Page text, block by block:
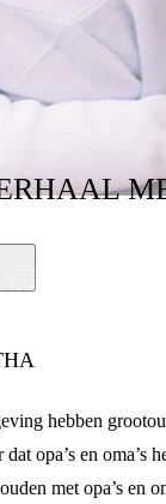
hebben
opa’s en
met opa’s en